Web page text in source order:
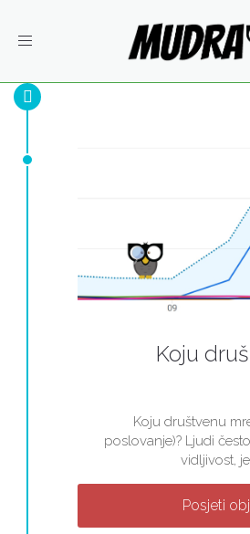
Toggle
Koju
Koju društvenu
poslovanje)? Ljudi
vidljivost,
Posjeti